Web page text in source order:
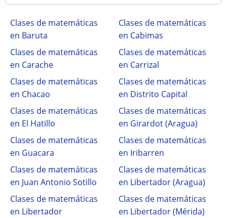
Clases de matemáticas
en Baruta
Clases de matemáticas
en Cabimas
Clases de matemáticas
en Carache
Clases de matemáticas
en Carrizal
Clases de matemáticas
en Chacao
Clases de matemáticas
en Distrito Capital
Clases de matemáticas
en El Hatillo
Clases de matemáticas
en Girardot (Aragua)
Clases de matemáticas
en Guacara
Clases de matemáticas
en Iribarren
Clases de matemáticas
en Juan Antonio Sotillo
Clases de matemáticas
en Libertador (Aragua)
Clases de matemáticas
en Libertador
Clases de matemáticas
en Libertador (Mérida)